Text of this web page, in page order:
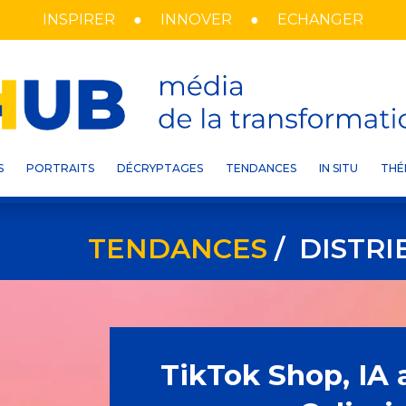
INSPIRER INNOVER ECHANGER
PORTRAITS DÉCRYPTAGES TENDANCES IN SITU
TENDANCES /
TikTok Shop,